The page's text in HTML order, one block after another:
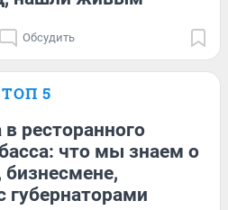
Обсудить
ТОП 5
ресторанного
что мы знаем о